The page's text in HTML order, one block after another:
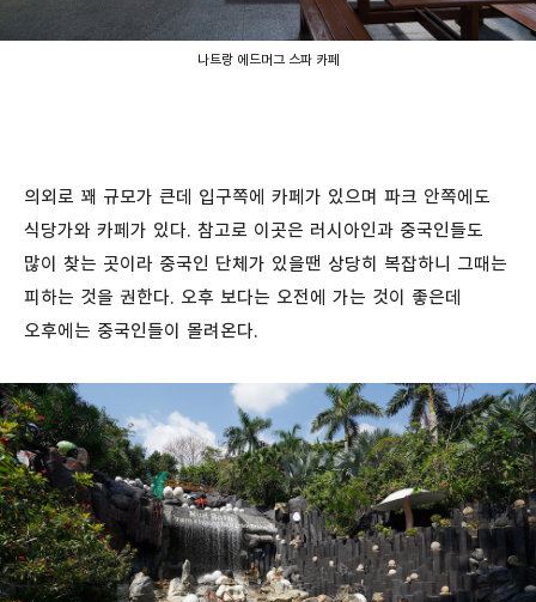
나트랑 에드머그 스파 카페
의외로 꽤 규모가 큰데 입구쪽에 카페가 있으며 파크 안쪽에도
식당가와 카페가 있다. 참고로 이곳은 러시아인과 중국인들도
많이 찾는 곳이라 중국인 단체가 있을땐 상당히 복잡하니 그때는
피하는 것을 권한다. 오후 보다는 오전에 가는 것이 좋은데
오후에는 중국인들이 몰려온다.